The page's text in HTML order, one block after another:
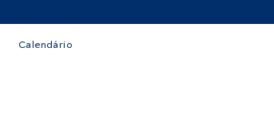
Calendário